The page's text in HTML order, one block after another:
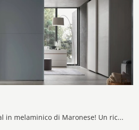
Eccoti l'armadio Dual in melaminico di Maronese! Un ricco catalogo di armadi a muro con ante scorrevoli.